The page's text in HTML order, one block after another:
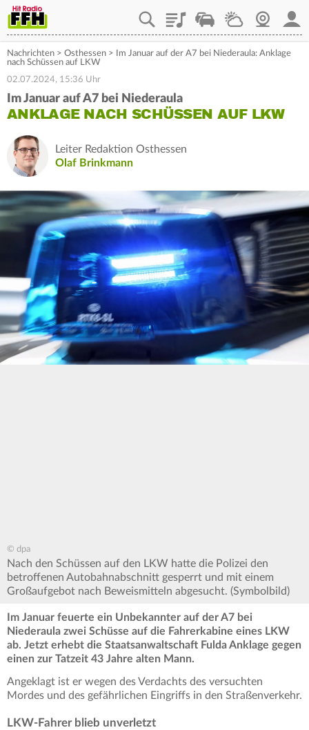
PlaylistStaupilotWetterWebcam
Nachrichten > Osthessen >
Im Januar auf der A7 bei Niederaula: Anklage
nach Schüssen auf LKW
02.07.2024, 15:36 Uhr
Im Januar auf A7 bei Niederaula
ANKLAGE NACH SCHÜSSEN AUF LKW
Leiter Redaktion Osthessen
Olaf Brinkmann
© dpa
Nach den Schüssen auf den LKW hatte die Polizei den
betroffenen Autobahnabschnitt gesperrt und mit einem
Großaufgebot nach Beweismitteln abgesucht. (Symbolbild)
Im Januar feuerte ein Unbekannter auf der A7 bei
Niederaula zwei Schüsse auf die Fahrerkabine eines LKW
ab. Jetzt erhebt die Staatsanwaltschaft Fulda Anklage gegen
einen zur Tatzeit 43 Jahre alten Mann.
Angeklagt ist er wegen des Verdachts des versuchten
Mordes und des gefährlichen Eingriffs in den Straßenverkehr.
LKW-Fahrer blieb unverletzt